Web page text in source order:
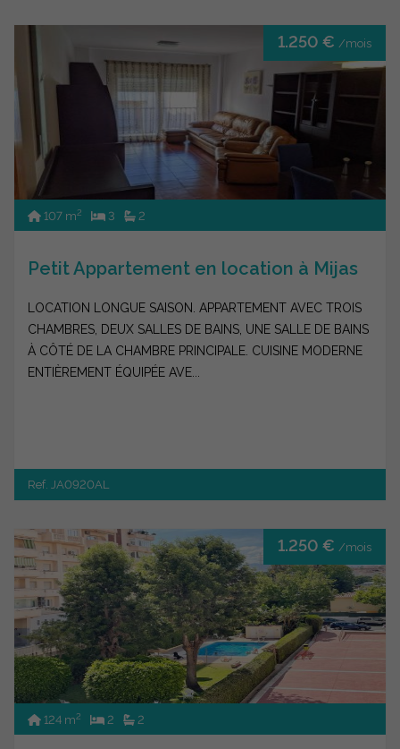
1.250 € /mois
107 m2 3 2
Petit Appartement en location à Mijas
LOCATION LONGUE SAISON. APPARTEMENT AVEC TROIS
CHAMBRES, DEUX SALLES DE BAINS, UNE SALLE DE BAINS
À CÔTÉ DE LA CHAMBRE PRINCIPALE. CUISINE MODERNE
ENTIÈREMENT ÉQUIPÉE AVE...
Ref. JA0920AL
1.250 € /mois
124 m2 2 2